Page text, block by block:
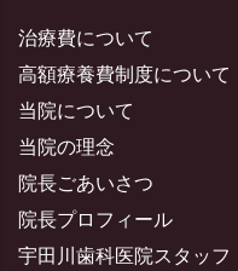
治療費について
高額療養費制度について
当院について
当院の理念
院長ごあいさつ
院長プロフィール
宇田川歯科医院スタッフ